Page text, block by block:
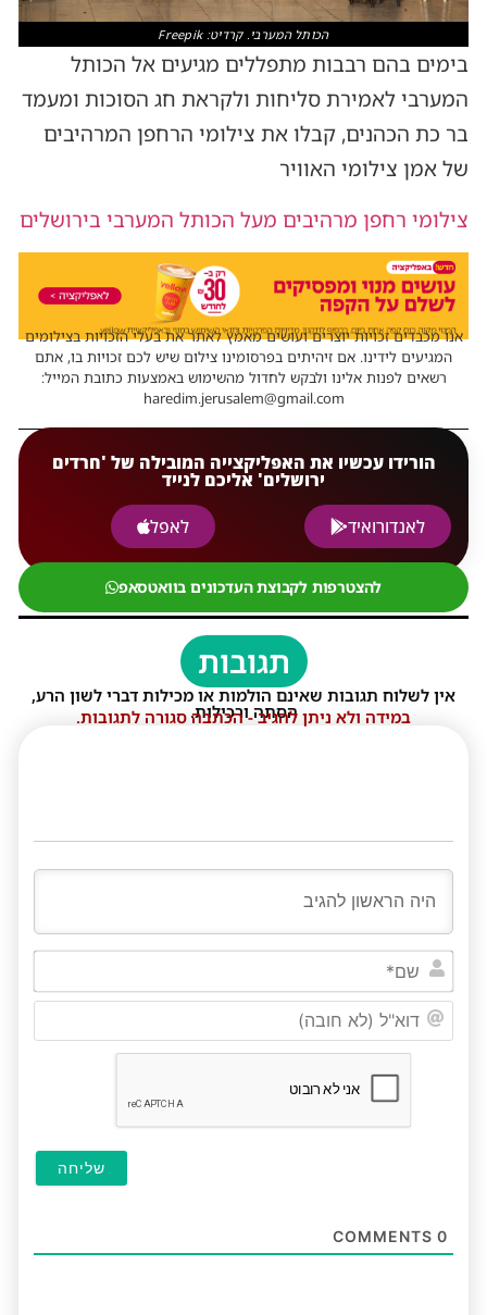
הכותל המערבי. קרדיט: Freepik
בימים בהם רבבות מתפללים מגיעים אל הכותל
המערבי לאמירת סליחות ולקראת חג הסוכות ומעמד
בר כת הכהנים, קבלו את צילומי הרחפן המרהיבים
של אמן צילומי האוויר
צילומי רחפן מרהיבים מעל הכותל המערבי בירושלים
אנו מכבדים זכויות יוצרים ועושים מאמץ לאתר את בעלי הזכויות בצילומים
המגיעים לידינו. אם זיהיתים בפרסומינו צילום שיש לכם זכויות בו, אתם
רשאים לפנות אלינו ולבקש לחדול מהשימוש באמצעות כתובת המייל:
haredim.jerusalem@gmail.com
הורידו עכשיו את האפליקצייה המובילה של 'חרדים
ירושלים' אליכם לנייד
לאנדורואיד
לאפל
להצטרפות לקבוצת העדכונים בוואטסאפ
תגובות
אין לשלוח תגובות שאינם הולמות או מכילות דברי לשון הרע,
הסתה ורכילות.
במידה ולא ניתן להגיב - הכתבה סגורה לתגובות.
0